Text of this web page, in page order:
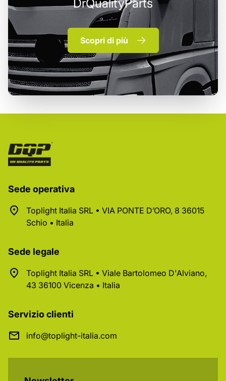
DrQualityParts
Scopri di più
Sede operativa
Toplight Italia SRL • VIA PONTE D’ORO, 8 36015
Schio • Italia
Sede legale
Toplight Italia SRL • Viale Bartolomeo D'Alviano,
43 36100 Vicenza • Italia
Servizio clienti
info@toplight-italia.com